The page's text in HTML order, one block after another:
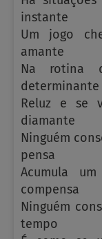
instante
Um jogo
amante
Na rotina
determinante
Reluz e se
diamante
Ninguém
pensa
Acumula
compensa
Ninguém
tempo